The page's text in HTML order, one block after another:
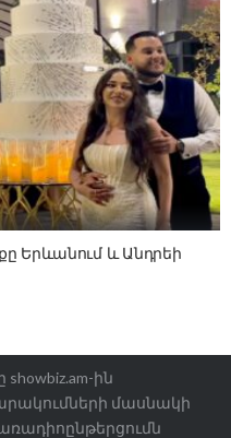
Երևանում և Անդրեի
ին
մասնակի